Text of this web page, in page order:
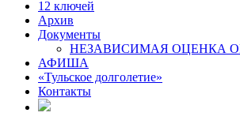
12 ключей
Архив
Документы
НЕЗАВИСИМАЯ ОЦЕНКА
АФИША
«Тульское долголетие»
Контакты